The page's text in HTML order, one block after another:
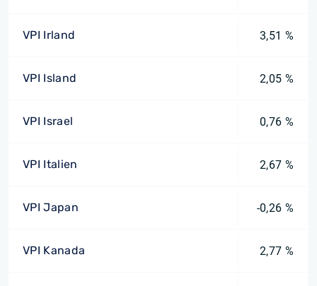
VPI Irland 3,51 %
VPI Island 2,05 %
VPI Israel 0,76 %
VPI Italien 2,67 %
VPI Japan -0,26 %
VPI Kanada 2,77 %